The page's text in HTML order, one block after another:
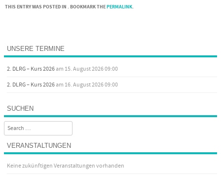
THIS ENTRY WAS POSTED IN . BOOKMARK THEPERMALINK.
Post navigation
UNSERE TERMINE
2. DLRG – Kurs 2026am 15. August 2026 09:00
2. DLRG – Kurs 2026am 16. August 2026 09:00
SUCHEN
Search
VERANSTALTUNGEN
Keine zukünftigen Veranstaltungen vorhanden